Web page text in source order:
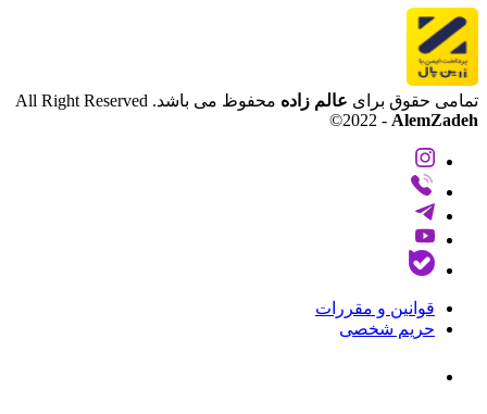
تمامی حقوق برای عالم زاده محفوظ می باشد. All Right Reserved
2022 - AlemZadeh
©
قوانین و مقررات
حریم شخصی